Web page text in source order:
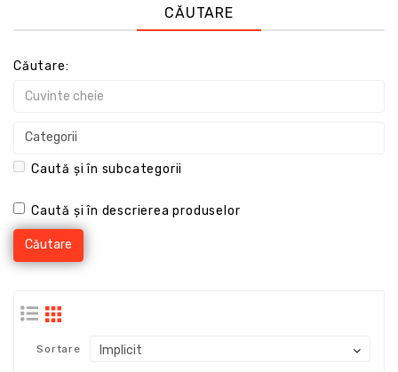
CĂUTARE
Căutare:
Caută și în subcategorii
Caută și în descrierea produselor
Sortare